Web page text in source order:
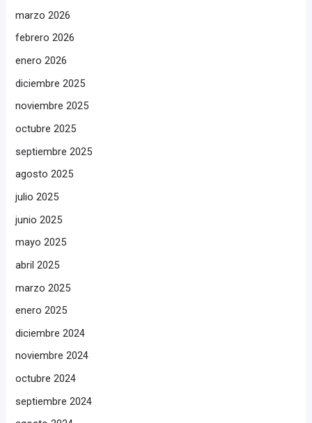
marzo 2026
febrero 2026
enero 2026
diciembre 2025
noviembre 2025
octubre 2025
septiembre 2025
agosto 2025
julio 2025
junio 2025
mayo 2025
abril 2025
marzo 2025
enero 2025
diciembre 2024
noviembre 2024
octubre 2024
septiembre 2024